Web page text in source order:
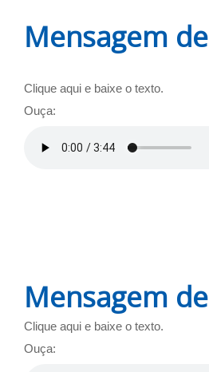
Mensagem
Clique aqui e baixe o texto.
Ouça:
Mensagem
Clique aqui e baixe o texto.
Ouça: